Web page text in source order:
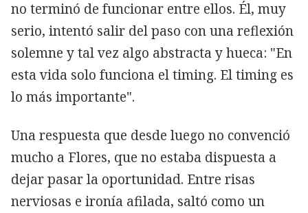
no terminó de funcionar entre ellos. Él, muy
serio, intentó salir del paso con una reflexión
solemne y tal vez algo abstracta y hueca: "En
esta vida solo funciona el timing. El timing es
lo más importante".
Una respuesta que desde luego no convenció
mucho a Flores, que no estaba dispuesta a
dejar pasar la oportunidad. Entre risas
nerviosas e ironía afilada, saltó como un